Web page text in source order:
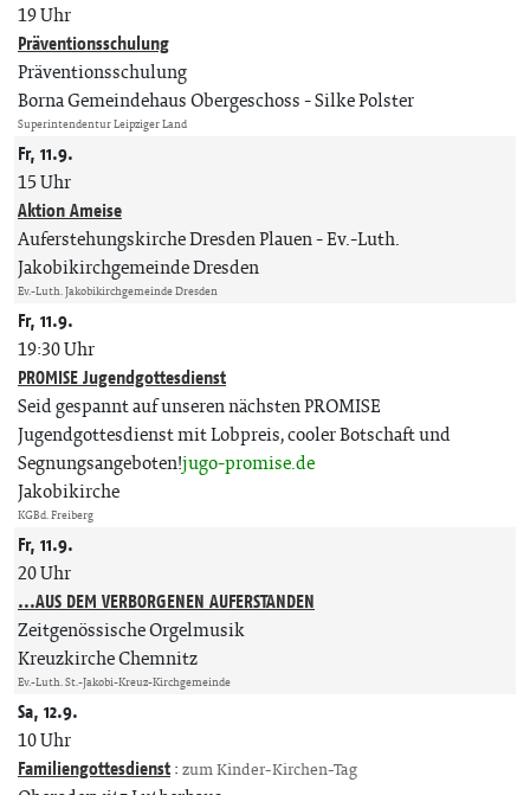
19 Uhr
Präventionsschulung
Präventionsschulung
Borna Gemeindehaus Obergeschoss
Silke Polster
Superintendentur Leipziger Land
Fr, 11.9.
15 Uhr
Aktion Ameise
Auferstehungskirche Dresden Plauen Ev.-Luth.
Jakobikirchgemeinde Dresden
Ev.-Luth. Jakobikirchgemeinde Dresden
Fr, 11.9.
19:30 Uhr
PROMISE Jugendgottesdienst
Seid gespannt auf unseren nächsten PROMISE
Jugendgottesdienst mit Lobpreis, cooler Botschaft und
Segnungsangeboten!jugo-promise.de
Jakobikirche
KGBd. Freiberg
Fr, 11.9.
20 Uhr
...AUS DEM VERBORGENEN AUFERSTANDEN
Zeitgenössische Orgelmusik
Kreuzkirche Chemnitz
Ev.-Luth. St.-Jakobi-Kreuz-Kirchgemeinde
Sa, 12.9.
10 Uhr
Familiengottesdienst: zum Kinder-Kirchen-Tag